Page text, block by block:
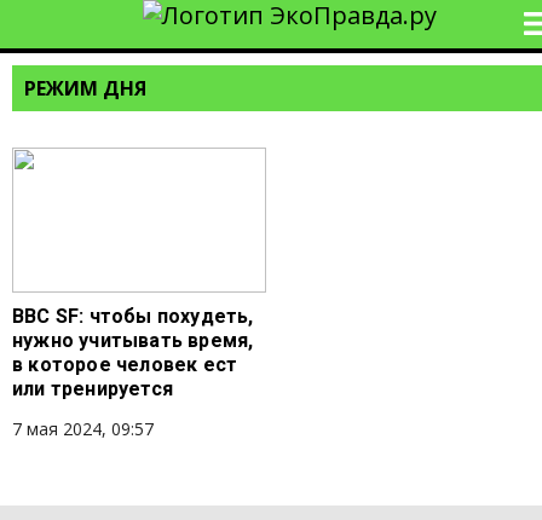
РЕЖИМ ДНЯ
BBC SF: чтобы похудеть,
нужно учитывать время,
в которое человек ест
или тренируется
7 мая 2024, 09:57